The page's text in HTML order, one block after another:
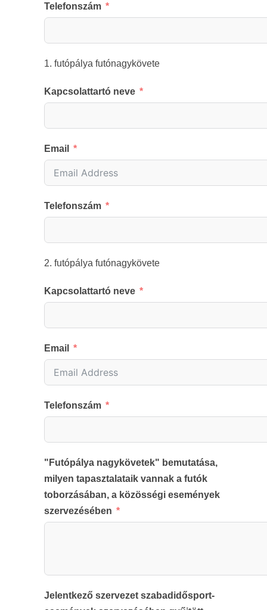
Telefonszám
1. futópálya futónagykövete
Kapcsolattartó neve
Email
Telefonszám
2. futópálya futónagykövete
Kapcsolattartó neve
Email
Telefonszám
"Futópálya nagykövetek" bemutatása,
milyen tapasztalataik vannak a futók
toborzásában, a közösségi események
szervezésében
Jelentkező szervezet szabadidősport-